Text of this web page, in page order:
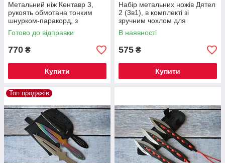
Метальний ніж Кентавр 3,
рукоять обмотана тонким
шнурком-паракорд, з
тканинним чохлом в
комплекті
Готово до відправки
770 ₴
Купити
Набір метальних ножів Дятел
2 (3в1), в комплекті зі
зручним чохлом для
перенесення
В наявності
575 ₴
Купити
Топ продажів